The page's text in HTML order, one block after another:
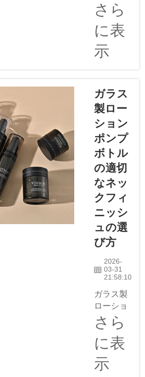
ンポンプ
ボトル
は、美容
業界にお
いて非常
たしてい
ます。多
くの人々
がローシ
ョンやシ
ャンプー
など、使
い勝手の
良いディ
スペンサ
ーが必要
な製品を
使用して
います。
ルは見た
目が優れ
ているだ
けでな
く、機能
性も高
く、製品
を安全か
つ新鮮に
保つこと
さら
に表
示
ガラス
製ロー
ション
ポンプ
ボトル
の適切
なネッ
クフィ
ニッシ
ュの選
び方
2026-
03-31
21:58:10
ガラス製
ローショ
ンポンプ
ボトルに
適したネ
ックエン
ドを選択
さら
に表
示